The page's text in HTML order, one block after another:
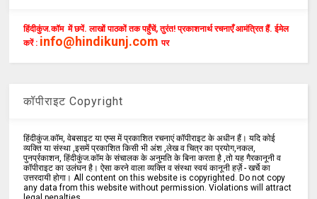
हिंदीकुंज.कॉम में छपें. लाखों पाठकों तक पहुँचें, तुरंत! प्रकाशनार्थ रचनाएँ आमंत्रित हैं. ईमेल
करें : info@hindikunj.com पर
कॉपीराइट Copyright
हिंदीकुंज.कॉम, वेबसाइट या एप्स में प्रकाशित रचनाएं कॉपीराइट के अधीन हैं। यदि कोई
व्यक्ति या संस्था ,इसमें प्रकाशित किसी भी अंश ,लेख व चित्र का प्रयोग,नकल,
पुनर्प्रकाशन, हिंदीकुंज.कॉम के संचालक के अनुमति के बिना करता है ,तो यह गैरकानूनी व
कॉपीराइट का उलंघन है। ऐसा करने वाला व्यक्ति व संस्था स्वयं कानूनी हर्ज़े - खर्चे का
उत्तरदायी होगा। All content on this website is copyrighted. Do not copy
any data from this website without permission. Violations will attract